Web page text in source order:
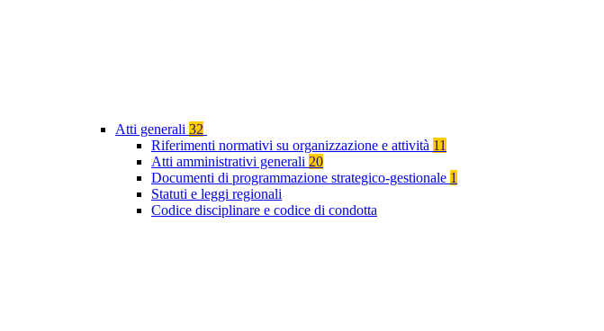
Atti generali 32
Riferimenti normativi su organizzazione e attività 11
Atti amministrativi generali 20
Documenti di programmazione strategico-gestionale 1
Statuti e leggi regionali
Codice disciplinare e codice di condotta